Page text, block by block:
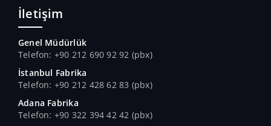
İletişim
Genel Müdürlük
Telefon: +90 212 690 92 92 (pbx)
İstanbul Fabrika
Telefon: +90 212 428 62 83 (pbx)
Adana Fabrika
Telefon: +90 322 394 42 42 (pbx)